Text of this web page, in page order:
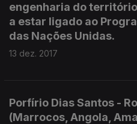
engenharia do
a estar ligado ao
das Nações Unidas.
13 dez. 2017
Porfírio Dias Santos -
(Marrocos, Angola,